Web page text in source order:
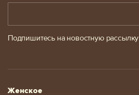
Подпишитесь на новостную рассылку
Женское